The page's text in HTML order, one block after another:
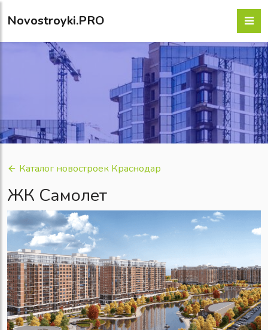
Novostroyki.PRO
Каталог новостроек Краснодар
ЖК Самолет